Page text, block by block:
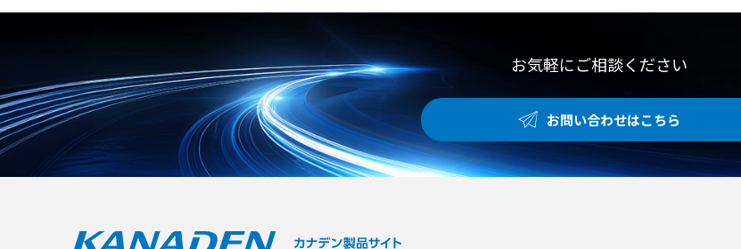
を軽減します。 【特徴】 ●競技を
妨げないやわらかな気流と稼働音を
抑えた館外設置構造 ●災害時に窓を
開けずに大量換気が行える避難所モ
ードを搭載 ●既存の体育館にも約2
週間で設置できる短工期の後付け対
における授業やクラブ活動時の熱中
症対策 ●災害発生時における避難所
の室温調整および感染症拡大の予防
環境の改善
す。 すべてのシリーズが35mmのD
INレール取付に対応しています。
【特徴】 ●単線やフェルール端子を
差し込むだけで結線できるプッシュ
イン方式 ●端子ピッチ3.5mmの省
スペース性と千鳥配置による高い配
線性の両立 ●用途に合わせて選べる
中継・リレー・コモンの豊富なライ
のI/Oカードへの接続 ●35mmのDI
機能 ●電気異常によるブレーカ遮断
時に自動で電源を再投入する自動復
帰機能 ●有線LANと無線通信（LT
E）の両方式に対応し設置環境を選
ばない仕様 【用途・事例】 ●工場
内の監視カメラや火災検知用サーモ
カメラの遠隔電源リセット ●コイン
お気軽にご相談ください
お問い合わせはこちら